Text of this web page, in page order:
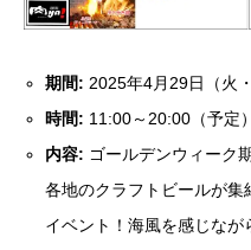
期間: 2025年4月29日（火
時間: 11:00～20:00（予定）
内容: ゴールデンウィーク
各地のクラフトビールが
イベント！海風を感じなが